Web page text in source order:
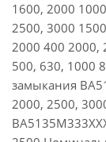
1600, 2000
2500, 3000
2000 400 2000,
500, 630, 1000
замыкания
2000, 2500,